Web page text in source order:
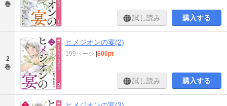
巻
試し読み 購入する
2
巻
ヒメジオンの宴(2)
199ページ 600pt
試し読み 購入する